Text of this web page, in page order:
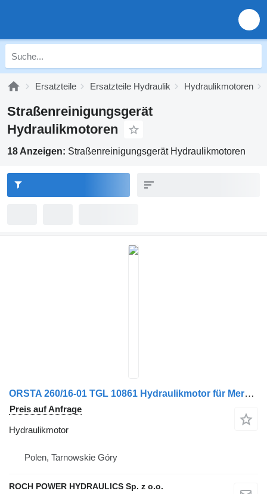
Ersatzteile Ersatzteile Hydraulik Hydraulikmotoren
Straßenreinigungsgerät
Hydraulikmotoren
18 Anzeigen: Straßenreinigungsgerät Hydraulikmotoren
ORSTA 260/16-01 TGL 10861 Hydraulikmotor für Mercedes-Benz Kehrmaschine
Preis auf Anfrage
Hydraulikmotor
Polen, Tarnowskie Góry
ROCH POWER HYDRAULICS Sp. z o.o.